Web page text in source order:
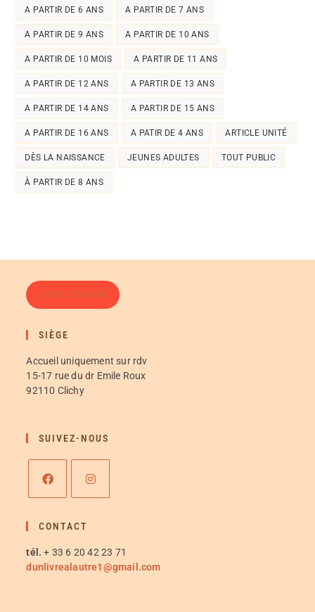
A PARTIR DE 6 ANS A PARTIR DE 7 ANS
A PARTIR DE 9 ANS A PARTIR DE 10 ANS
A PARTIR DE 10 MOIS A PARTIR DE 11 ANS
A PARTIR DE 12 ANS A PARTIR DE 13 ANS
A PARTIR DE 14 ANS A PARTIR DE 15 ANS
A PARTIR DE 16 ANS A PATIR DE 4 ANS ARTICLE UNITÉ
DÈS LA NAISSANCE JEUNES ADULTES TOUT PUBLIC
À PARTIR DE 8 ANS
FAIRE UN DON
SIÈGE
Accueil uniquement sur rdv
15-17 rue du dr Emile Roux
92110 Clichy
SUIVEZ-NOUS
CONTACT
tél. + 33 6 20 42 23 71
dunlivrealautre1@gmail.com